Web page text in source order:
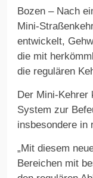
Bozen – Nach
Mini-
entwickelt,
die mit
die regulären
Der Mini-Kehrer
System zur
insbesondere in
„Mit diesem
Bereichen mit